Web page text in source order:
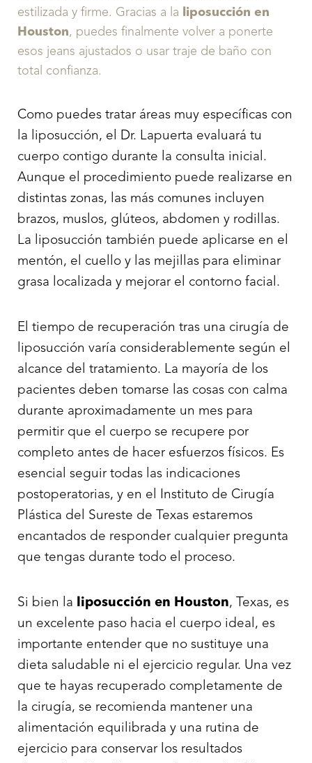
estilizada y firme. Gracias a la
liposucción en
Houston, puedes finalmente volver a ponerte
esos jeans ajustados o usar traje de baño con
total confianza.
Como puedes tratar áreas muy específicas con
la liposucción, el Dr. Lapuerta evaluará tu
cuerpo contigo durante la consulta inicial.
Aunque el procedimiento puede realizarse en
distintas zonas, las más comunes incluyen
brazos, muslos, glúteos, abdomen y rodillas.
La liposucción también puede aplicarse en el
mentón, el cuello y las mejillas para eliminar
grasa localizada y mejorar el contorno facial.
El tiempo de recuperación tras una cirugía de
liposucción varía considerablemente según el
alcance del tratamiento. La mayoría de los
pacientes deben tomarse las cosas con calma
durante aproximadamente un mes para
permitir que el cuerpo se recupere por
completo antes de hacer esfuerzos físicos. Es
esencial seguir todas las indicaciones
postoperatorias, y en el Instituto de Cirugía
Plástica del Sureste de Texas estaremos
encantados de responder cualquier pregunta
que tengas durante todo el proceso.
Si bien la liposucción en Houston, Texas, es
un excelente paso hacia el cuerpo ideal, es
importante entender que no sustituye una
dieta saludable ni el ejercicio regular. Una vez
que te hayas recuperado completamente de
la cirugía, se recomienda mantener una
alimentación equilibrada y una rutina de
ejercicio para conservar los resultados
T+
Larger Text
↔
Text Spacing